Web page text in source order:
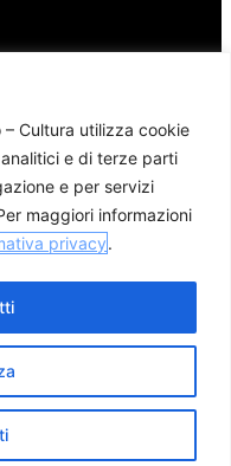
Cultura utilizza cookie
e di terze parti
e per servizi
maggiori informazioni
privacy.
Tutti i diritti riservati
Policy